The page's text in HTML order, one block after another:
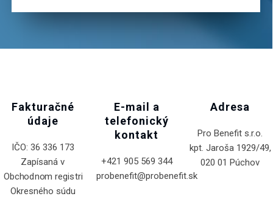
Fakturačné
údaje
IČO: 36 336 173
Zapísaná v
Obchodnom registri
Okresného súdu
E-mail a
telefonický
kontakt
+421 905 569 344
probenefit@probenefit.sk
Adresa
Pro Benefit s.r.o.
kpt. Jaroša 1929/49,
020 01 Púchov